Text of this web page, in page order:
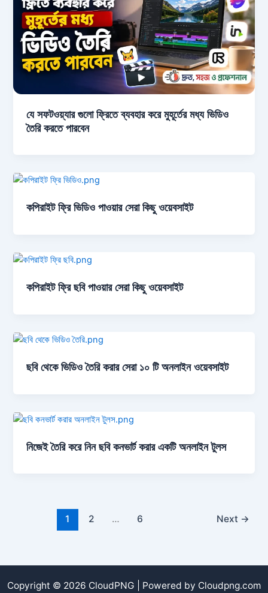
যে সফটওয়্যার গুলো ফ্রিতে ব্যবহার করে মুহূর্তের মধ্য ভিডিও
তৈরি করতে পারবেন
কপিরাইট ফ্রি ভিডিও পাওয়ার সেরা কিছু ওয়েবসাইট
কপিরাইট ফ্রি ছবি পাওয়ার সেরা কিছু ওয়েবসাইট
ছবি থেকে ভিডিও তৈরি করার সেরা ১০ টি অনলাইন ওয়েবসাইট
নিজেই তৈরি করে নিন ছবি কনভার্ট করার একটি অনলাইন টুলস
1 2 … 6 Next →
Copyright © 2026 CloudPNG | Powered by Cloudpng.com